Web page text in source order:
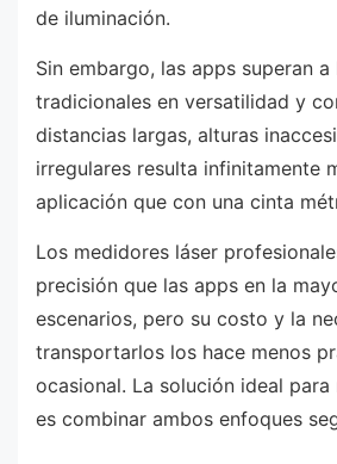
de iluminación.
Sin embargo, las apps superan a
tradicionales en versatilidad y
distancias largas, alturas
irregulares resulta infinitamente
aplicación que con una cinta
Los medidores láser
precisión que las apps en la
escenarios, pero su costo y la
transportarlos los hace menos
ocasional. La solución ideal para
es combinar ambos enfoques